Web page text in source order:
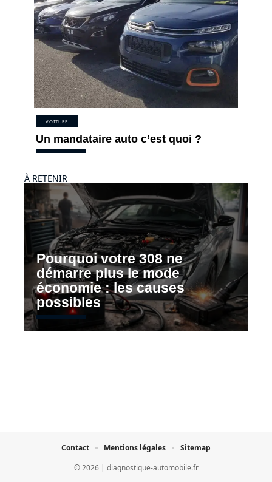
VOITURE
Un mandataire auto c’est quoi ?
À RETENIR
Pourquoi votre 308 ne
démarre plus le mode
économie : les causes
possibles
© 2026 | diagnostique-automobile.fr
Contact Mentions légales Sitemap